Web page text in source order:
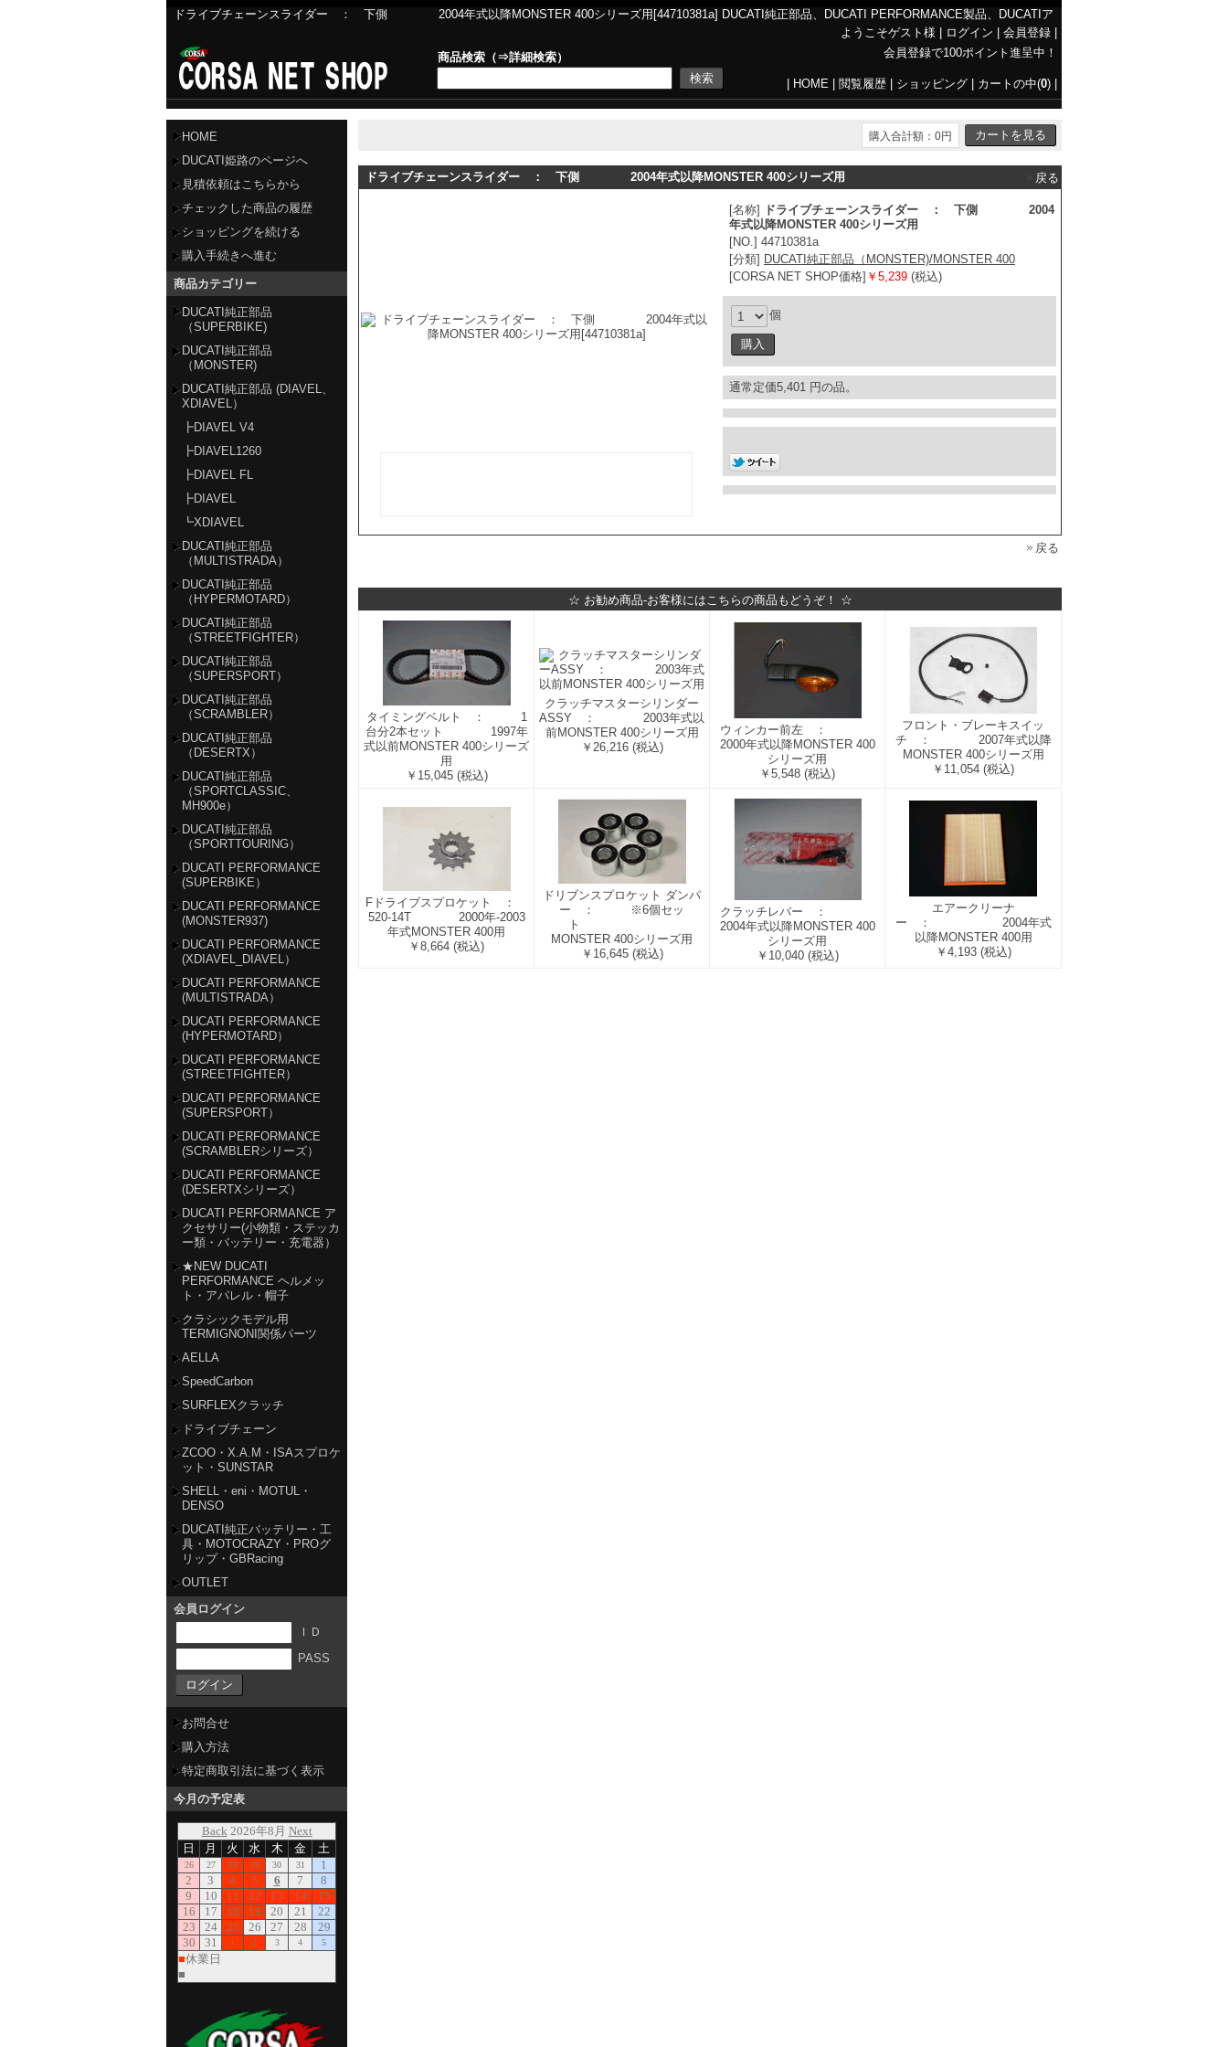
ドライブチェーンスライダー ： 下側 2004年式以降MONSTER 400シリーズ用[44710381a] DUCATI純正部品、DUCATI PERFORMANCE製品、DUCATIア
DUCATI関連商品数千点を品揃え
ようこそゲスト様 ログイン 会員登録
会員登録で100ポイント進呈中！
HOME 閲覧履歴 ショッピング カートの中(0)
商品検索（⇒詳細検索）
購入合計額：0円
ドライブチェーンスライダー ： 下側 2004年式以降MONSTER 400シリーズ用 戻る
[名称]
ドライブチェーンスライダー ： 下側 2004
年式以降MONSTER 400シリーズ用
[NO.] 44710381a
[分類] DUCATI純正部品（MONSTER)/MONSTER 400
[CORSA NET SHOP価格] ￥ 5,239 (税込)
個
通常定価5,401 円の品。
戻る
☆ お勧め商品-お客様にはこちらの商品もどうぞ！ ☆
タイミングベルト ： 1
台分2本セット 1997年
式以前MONSTER 400シリーズ
用
￥15,045 (税込)
クラッチマスターシリンダー
ASSY ： 2003年式以
前MONSTER 400シリーズ用
￥26,216 (税込)
ウィンカー前左 ：
2000年式以降MONSTER 400
シリーズ用
￥5,548 (税込)
フロント・ブレーキスイッ
チ ： 2007年式以降
MONSTER 400シリーズ用
￥11,054 (税込)
Fドライブスプロケット ：
520-14T 2000年-2003
年式MONSTER 400用
￥8,664 (税込)
ドリブンスプロケット ダンパ
ー ： ※6個セッ
ト
MONSTER 400シリーズ用
￥16,645 (税込)
クラッチレバー ：
2004年式以降MONSTER 400
シリーズ用
￥10,040 (税込)
エアークリーナ
ー ： 2004年式
以降MONSTER 400用
￥4,193 (税込)
HOME
DUCATI姫路のページへ
見積依頼はこちらから
チェックした商品の履歴
ショッピングを続ける
購入手続きへ進む
商品カテゴリー
DUCATI純正部品
（SUPERBIKE)
DUCATI純正部品
（MONSTER)
DUCATI純正部品 (DIAVEL、
XDIAVEL）
┣DIAVEL V4
┣DIAVEL1260
┣DIAVEL FL
┣DIAVEL
┗XDIAVEL
DUCATI純正部品
（MULTISTRADA）
DUCATI純正部品
（HYPERMOTARD）
DUCATI純正部品
（STREETFIGHTER）
DUCATI純正部品
（SUPERSPORT）
DUCATI純正部品
（SCRAMBLER）
DUCATI純正部品
（DESERTX）
DUCATI純正部品
（SPORTCLASSIC、
MH900e）
DUCATI純正部品
（SPORTTOURING）
DUCATI PERFORMANCE
(SUPERBIKE）
DUCATI PERFORMANCE
(MONSTER937)
DUCATI PERFORMANCE
(XDIAVEL_DIAVEL）
DUCATI PERFORMANCE
(MULTISTRADA）
DUCATI PERFORMANCE
(HYPERMOTARD）
DUCATI PERFORMANCE
(STREETFIGHTER）
DUCATI PERFORMANCE
(SUPERSPORT）
DUCATI PERFORMANCE
(SCRAMBLERシリーズ）
DUCATI PERFORMANCE
(DESERTXシリーズ）
DUCATI PERFORMANCE ア
クセサリー(小物類・ステッカ
ー類・バッテリー・充電器）
★NEW DUCATI
PERFORMANCE ヘルメッ
ト・アパレル・帽子
クラシックモデル用
TERMIGNONI関係パーツ
AELLA
SpeedCarbon
SURFLEXクラッチ
ドライブチェーン
ZCOO・X.A.M・ISAスプロケ
ット・SUNSTAR
SHELL・eni・MOTUL・
DENSO
DUCATI純正バッテリー・工
具・MOTOCRAZY・PROグ
リップ・GBRacing
OUTLET
会員ログイン
ＩＤ
PASS
お問合せ
購入方法
特定商取引法に基づく表示
今月の予定表